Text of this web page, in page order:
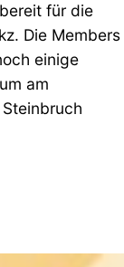
für die
Die Members
einige
am